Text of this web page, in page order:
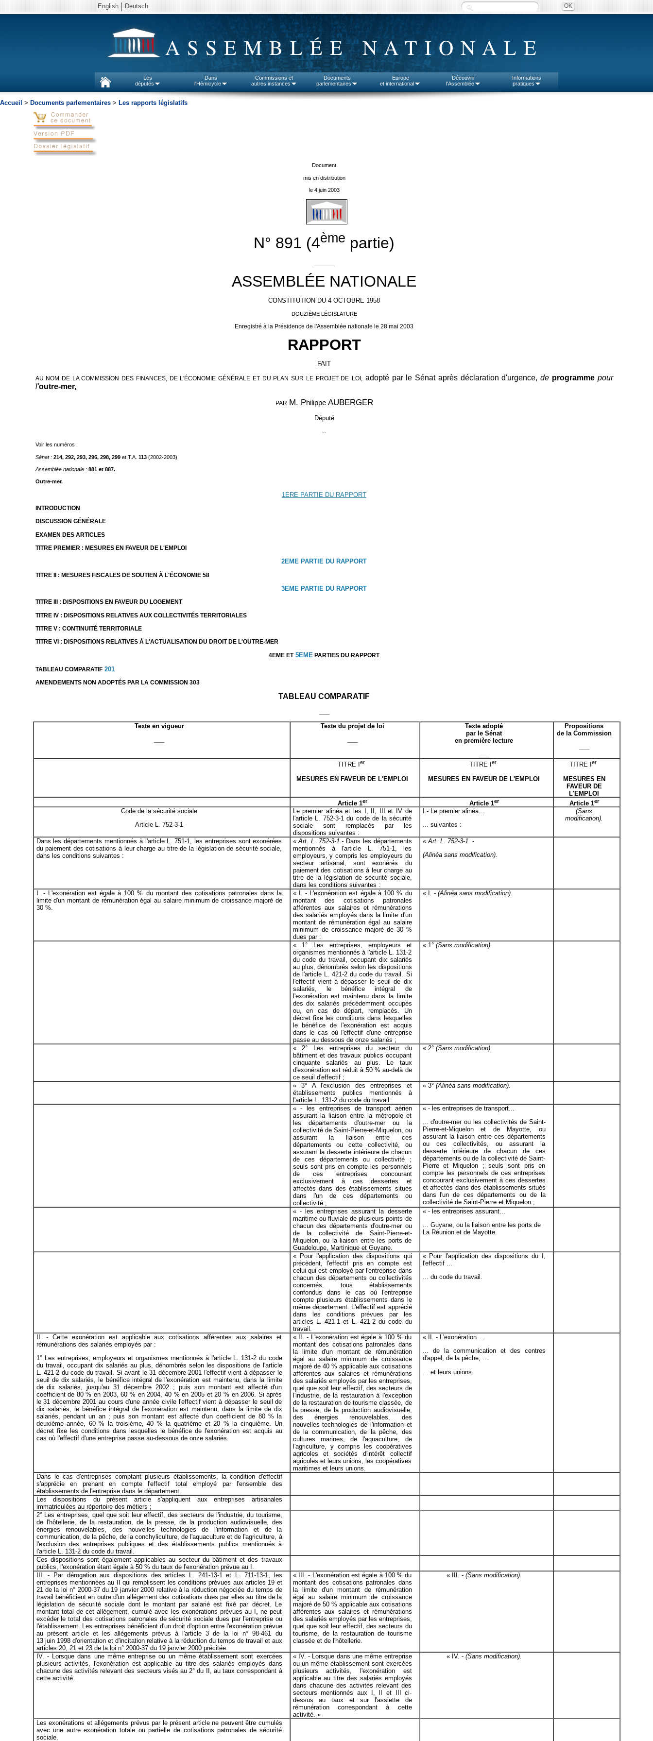
English Deutsch
ASSEMBLÉE NATIONALE
Les
députés
Dans
l'Hémicycle
Commissions et
autres instances
Documents
parlementaires
Europe
et international
Découvrir
l'Assemblée
Informations
pratiques
Accueil > Documents parlementaires > Les rapports législatifs
Document
mis en distribution
le 4 juin 2003
N° 891 (4ème partie)
ASSEMBLÉE NATIONALE
CONSTITUTION DU 4 OCTOBRE 1958
DOUZIÈME LÉGISLATURE
Enregistré à la Présidence de l'Assemblée nationale le 28 mai 2003
RAPPORT
FAIT
AU NOM DE LA COMMISSION DES FINANCES, DE L'ÉCONOMIE GÉNÉRALE ET DU PLAN SUR LE PROJET DE LOI, adopté par le Sénat après déclaration d'urgence, de programme pour
l'outre-mer,
PAR M. Philippe AUBERGER
Député
--
Voir les numéros :
Sénat : 214, 292, 293, 296, 298, 299et T.A. 113(2002-2003)
Assemblée nationale : 881 et 887.
Outre-mer.
1ERE PARTIE DU RAPPORT
INTRODUCTION
DISCUSSION GÉNÉRALE
EXAMEN DES ARTICLES
TITRE PREMIER : MESURES EN FAVEUR DE L'EMPLOI
2EME PARTIE DU RAPPORT
TITRE II : MESURES FISCALES DE SOUTIEN À L'ÉCONOMIE 58
3EME PARTIE DU RAPPORT
TITRE III : DISPOSITIONS EN FAVEUR DU LOGEMENT
TITRE IV : DISPOSITIONS RELATIVES AUX COLLECTIVITÉS TERRITORIALES
TITRE V : CONTINUITÉ TERRITORIALE
TITRE VI : DISPOSITIONS RELATIVES À L'ACTUALISATION DU DROIT DE L'OUTRE-MER
4EME ET5EME PARTIES DU RAPPORT
TABLEAU COMPARATIF201
AMENDEMENTS NON ADOPTÉS PAR LA COMMISSION 303
TABLEAU COMPARATIF
Texte en vigueur
Texte du projet de loi
Texte adopté
par le Sénat
en première lecture
Propositions
de la Commission
TITRE Ier
MESURES EN FAVEUR DE L'EMPLOI
TITRE Ier
MESURES EN FAVEUR DE L'EMPLOI
TITRE Ier
MESURES EN
FAVEUR DE
L'EMPLOI
Article 1er Article 1er Article 1er
Code de la sécurité sociale
Article L. 752-3-1
Le premier alinéa et les I, II, III et IV de
l'article L. 752-3-1 du code de la sécurité
sociale sont remplacés par les
dispositions suivantes :
I.- Le premier alinéa...
... suivantes :
(Sans
modification).
Dans les départements mentionnés à l'article L. 751-1, les entreprises sont exonérées
du paiement des cotisations à leur charge au titre de la législation de sécurité sociale,
dans les conditions suivantes :
« Art. L. 752-3-1.- Dans les départements
mentionnés à l'article L. 751-1, les
employeurs, y compris les employeurs du
secteur artisanal, sont exonérés du
paiement des cotisations à leur charge au
titre de la législation de sécurité sociale,
dans les conditions suivantes :
« Art. L. 752-3-1. -
(Alinéa sans modification).
I. - L'exonération est égale à 100 % du montant des cotisations patronales dans la
limite d'un montant de rémunération égal au salaire minimum de croissance majoré de
30 %.
« I. - L'exonération est égale à 100 % du
montant des cotisations patronales
afférentes aux salaires et rémunérations
des salariés employés dans la limite d'un
montant de rémunération égal au salaire
minimum de croissance majoré de 30 %
dues par :
« I. - (Alinéa sans modification).
« 1° Les entreprises, employeurs et
organismes mentionnés à l'article L. 131-2
du code du travail, occupant dix salariés
au plus, dénombrés selon les dispositions
de l'article L. 421-2 du code du travail. Si
l'effectif vient à dépasser le seuil de dix
salariés, le bénéfice intégral de
l'exonération est maintenu dans la limite
des dix salariés précédemment occupés
ou, en cas de départ, remplacés. Un
décret fixe les conditions dans lesquelles
le bénéfice de l'exonération est acquis
dans le cas où l'effectif d'une entreprise
passe au dessous de onze salariés ;
« 1° (Sans modification).
« 2° Les entreprises du secteur du
bâtiment et des travaux publics occupant
cinquante salariés au plus. Le taux
d'exonération est réduit à 50 % au-delà de
ce seuil d'effectif ;
« 2° (Sans modification).
« 3° A l'exclusion des entreprises et
établissements publics mentionnés à
l'article L. 131-2 du code du travail :
« 3° (Alinéa sans modification).
« - les entreprises de transport aérien
assurant la liaison entre la métropole et
les départements d'outre-mer ou la
collectivité de Saint-Pierre-et-Miquelon, ou
assurant la liaison entre ces
départements ou cette collectivité, ou
assurant la desserte intérieure de chacun
de ces départements ou collectivité ;
seuls sont pris en compte les personnels
de ces entreprises concourant
exclusivement à ces dessertes et
affectés dans des établissements situés
dans l'un de ces départements ou
collectivité ;
« - les entreprises de transport...
... d'outre-mer ou les collectivités de Saint-
Pierre-et-Miquelon et de Mayotte, ou
assurant la liaison entre ces départements
ou ces collectivités, ou assurant la
desserte intérieure de chacun de ces
départements ou de la collectivité de Saint-
Pierre et Miquelon ; seuls sont pris en
compte les personnels de ces entreprises
concourant exclusivement à ces dessertes
et affectés dans des établissements situés
dans l'un de ces départements ou de la
collectivité de Saint-Pierre et Miquelon ;
« - les entreprises assurant la desserte
maritime ou fluviale de plusieurs points de
chacun des départements d'outre-mer ou
de la collectivité de Saint-Pierre-et-
Miquelon, ou la liaison entre les ports de
Guadeloupe, Martinique et Guyane.
« - les entreprises assurant...
... Guyane, ou la liaison entre les ports de
La Réunion et de Mayotte.
« Pour l'application des dispositions qui
précèdent, l'effectif pris en compte est
celui qui est employé par l'entreprise dans
chacun des départements ou collectivités
concernés, tous établissements
confondus dans le cas où l'entreprise
compte plusieurs établissements dans le
même département. L'effectif est apprécié
dans les conditions prévues par les
articles L. 421-1 et L. 421-2 du code du
travail.
« Pour l'application des dispositions du I,
l'effectif ...
... du code du travail.
II. - Cette exonération est applicable aux cotisations afférentes aux salaires et
rémunérations des salariés employés par :
1° Les entreprises, employeurs et organismes mentionnés à l'article L. 131-2 du code
du travail, occupant dix salariés au plus, dénombrés selon les dispositions de l'article
L. 421-2 du code du travail. Si avant le 31 décembre 2001 l'effectif vient à dépasser le
seuil de dix salariés, le bénéfice intégral de l'exonération est maintenu, dans la limite
de dix salariés, jusqu'au 31 décembre 2002 ; puis son montant est affecté d'un
coefficient de 80 % en 2003, 60 % en 2004, 40 % en 2005 et 20 % en 2006. Si après
le 31 décembre 2001 au cours d'une année civile l'effectif vient à dépasser le seuil de
dix salariés, le bénéfice intégral de l'exonération est maintenu, dans la limite de dix
salariés, pendant un an ; puis son montant est affecté d'un coefficient de 80 % la
deuxième année, 60 % la troisième, 40 % la quatrième et 20 % la cinquième. Un
décret fixe les conditions dans lesquelles le bénéfice de l'exonération est acquis au
cas où l'effectif d'une entreprise passe au-dessous de onze salariés.
« II. - L'exonération est égale à 100 % du
montant des cotisations patronales dans
la limite d'un montant de rémunération
égal au salaire minimum de croissance
majoré de 40 % applicable aux cotisations
afférentes aux salaires et rémunérations
des salariés employés par les entreprises,
quel que soit leur effectif, des secteurs de
l'industrie, de la restauration à l'exception
de la restauration de tourisme classée, de
la presse, de la production audiovisuelle,
des énergies renouvelables, des
nouvelles technologies de l'information et
de la communication, de la pêche, des
cultures marines, de l'aquaculture, de
l'agriculture, y compris les coopératives
agricoles et sociétés d'intérêt collectif
agricoles et leurs unions, les coopératives
maritimes et leurs unions.
« II. - L'exonération ...
... de la communication et des centres
d'appel, de la pêche, ...
... et leurs unions.
Dans le cas d'entreprises comptant plusieurs établissements, la condition d'effectif
s'apprécie en prenant en compte l'effectif total employé par l'ensemble des
établissements de l'entreprise dans le département.
Les dispositions du présent article s'appliquent aux entreprises artisanales
immatriculées au répertoire des métiers ;
2° Les entreprises, quel que soit leur effectif, des secteurs de l'industrie, du tourisme,
de l'hôtellerie, de la restauration, de la presse, de la production audiovisuelle, des
énergies renouvelables, des nouvelles technologies de l'information et de la
communication, de la pêche, de la conchyliculture, de l'aquaculture et de l'agriculture, à
l'exclusion des entreprises publiques et des établissements publics mentionnés à
l'article L. 131-2 du code du travail.
Ces dispositions sont également applicables au secteur du bâtiment et des travaux
publics, l'exonération étant égale à 50 % du taux de l'exonération prévue au I.
III. - Par dérogation aux dispositions des articles L. 241-13-1 et L. 711-13-1, les
entreprises mentionnées au II qui remplissent les conditions prévues aux articles 19 et
21 de la loi n° 2000-37 du 19 janvier 2000 relative à la réduction négociée du temps de
travail bénéficient en outre d'un allégement des cotisations dues par elles au titre de la
législation de sécurité sociale dont le montant par salarié est fixé par décret. Le
montant total de cet allégement, cumulé avec les exonérations prévues au I, ne peut
excéder le total des cotisations patronales de sécurité sociale dues par l'entreprise ou
l'établissement. Les entreprises bénéficient d'un droit d'option entre l'exonération prévue
au présent article et les allégements prévus à l'article 3 de la loi n° 98-461 du
13 juin 1998 d'orientation et d'incitation relative à la réduction du temps de travail et aux
articles 20, 21 et 23 de la loi n° 2000-37 du 19 janvier 2000 précitée.
« III. - L'exonération est égale à 100 % du
montant des cotisations patronales dans
la limite d'un montant de rémunération
égal au salaire minimum de croissance
majoré de 50 % applicable aux cotisations
afférentes aux salaires et rémunérations
des salariés employés par les entreprises,
quel que soit leur effectif, des secteurs du
tourisme, de la restauration de tourisme
classée et de l'hôtellerie.
« III. - (Sans modification).
IV. - Lorsque dans une même entreprise ou un même établissement sont exercées
plusieurs activités, l'exonération est applicable au titre des salariés employés dans
chacune des activités relevant des secteurs visés au 2° du II, au taux correspondant à
cette activité.
« IV. - Lorsque dans une même entreprise
ou un même établissement sont exercées
plusieurs activités, l'exonération est
applicable au titre des salariés employés
dans chacune des activités relevant des
secteurs mentionnés aux I, II et III ci-
dessus au taux et sur l'assiette de
rémunération correspondant à cette
activité. »
« IV. - (Sans modification).
Les exonérations et allégements prévus par le présent article ne peuvent être cumulés
avec une autre exonération totale ou partielle de cotisations patronales de sécurité
sociale.